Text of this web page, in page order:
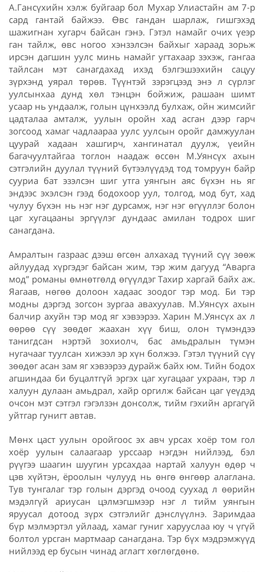
А.Гансүхийн хэлж буйгаар бол Мухар Улиастайн ам 7-р
сард гантай байжээ. Өвс гандан шарлаж, гишгэхэд
шажигнан хугарч байсан гэнэ. Гэтэл намайг очих үеэр
ган тайлж, өвс ногоо хэнзэлсэн байхыг хараад зорьж
ирсэн дагшин уулс минь намайг угтахаар зэхэж, гангаа
тайлсан мэт санагдахад ихэд бэлгэшээхийн сацуу
зүрхэнд уярал төрөв. Түүнтэй зэрэгцээд энэ л сүрлэг
уулсынхаа дунд хөл тэнцэн бойжиж, рашаан шимт
усаар нь ундаалж, голын цүнхээлд булхаж, ойн жимсийг
цадталаа амталж, уулын оройн хад асган дээр гарч
зогсоод хамаг чадлаараа уулс уулсын оройг дамжуулан
цуурай хадаан хашгирч, хангинатал дуулж, үеийн
багачуултайгаа тоглон наадаж өссөн М.Уянсүх ахын
сэтгэлийн дуулал түүний бүтээлүүдэд тод томруун байр
сууриа бат эзэлсэн шиг утга уянгын аяс бүхэн нь яг
эндээс эхэлсэн гээд бодохоор уул, толгод, мод бут, хад
чулуу бүхэн нь нэг нэг дурсамж, нэг нэг өгүүллэг болон
цаг хугацааны эргүүлэг дундаас амилан тодрох шиг
санагдана.
Амралтын газраас дээш өгсөн алхахад түүний сүү зөөж
айлуудад хүргэдэг байсан жим, тэр жим дагууд “Аварга
мод” романы өмнөтгөлд өгүүлдэг Тахир харгай байх аж.
Яагаав, нөгөө долоон хадаас зоодог тэр мод. Би тэр
модны дэргэд зогсон зургаа авахуулав. М.Уянсүх ахын
балчир ахуйн тэр мод яг хэвээрээ. Харин М.Уянсүх ах л
өөрөө сүү зөөдөг жаахан хүү биш, олон түмэндээ
танигдсан нэртэй зохиолч, бас амьдралын түмэн
нугачааг туулсан хижээл эр хүн болжээ. Гэтэл түүний сүү
зөөдөг асан зам яг хэвээрээ дурайж байх юм. Тийн бодох
агшиндаа би буцалтгүй эргэх цаг хугацааг ухраан, тэр л
халуун дулаан амьдрал, хайр оргилж байсан цаг үеүдэд
очсон мэт сэтгэл гэгэлзэн донсолж, тийм гэхийн аргагүй
уйтгар гунигт автав.
Мөнх цаст уулын оройгоос эх авч урсах хоёр том гол
хоёр уулын салаагаар урссаар нэгдэн нийлээд, бэл
рүүгээ шаагин шуугин урсахдаа нартай халуун өдөр ч
цэв хүйтэн, ёроолын чулууд нь өнгө өнгөөр алаглана.
Тув тунгалаг тэр голын дэргэд очоод суухад л өөрийн
мэдэлгүй ариусан цэлмэгшмээр нэг л тийм уянгын
яруусал дотоод зүрх сэтгэлийг дэнслүүлнэ. Заримдаа
бүр мэлмэртэл уйлаад, хамаг гуниг харууслаа юу ч үгүй
болтол урсган мартмаар санагдана. Тэр бүх мэдрэмжүүд
нийлээд ер бусын чинад аглагт хөглөгдөнө.